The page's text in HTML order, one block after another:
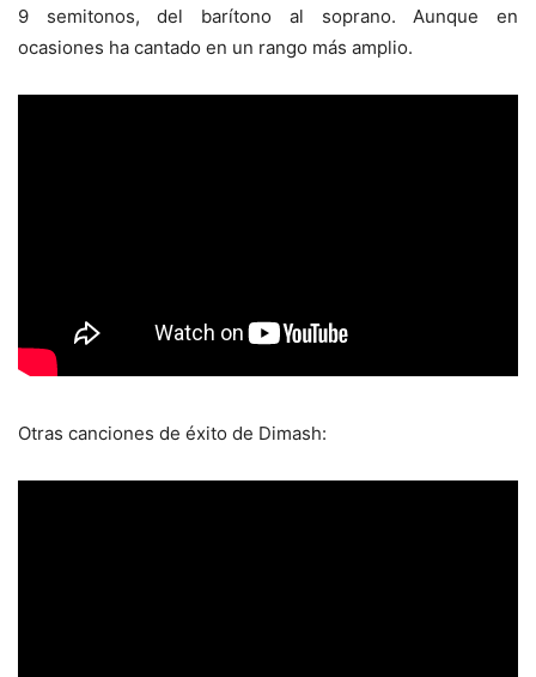
9 semitonos, del barítono al soprano. Aunque en
ocasiones ha cantado en un rango más amplio.
Otras canciones de éxito de Dimash: